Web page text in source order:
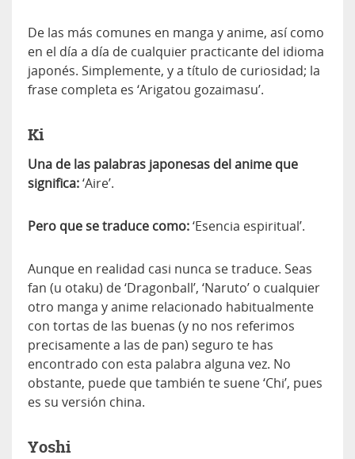
De las más comunes en manga y anime, así como
en el día a día de cualquier practicante del idioma
japonés. Simplemente, y a título de curiosidad; la
frase completa es ‘Arigatou gozaimasu’.
Ki
Una de las palabras japonesas del anime que
significa:‘Aire’.
Pero que se traduce como:‘Esencia espiritual’.
Aunque en realidad casi nunca se traduce. Seas
fan (u otaku) de ‘Dragonball’, ‘Naruto’ o cualquier
otro manga y anime relacionado habitualmente
con tortas de las buenas (y no nos referimos
precisamente a las de pan) seguro te has
encontrado con esta palabra alguna vez. No
obstante, puede que también te suene ‘Chi’, pues
es su versión china.
Yoshi